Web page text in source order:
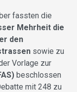
fassten die
Mehrheit die
den
sowie zu
Vorlage zur
beschlossen
mit 248 zu